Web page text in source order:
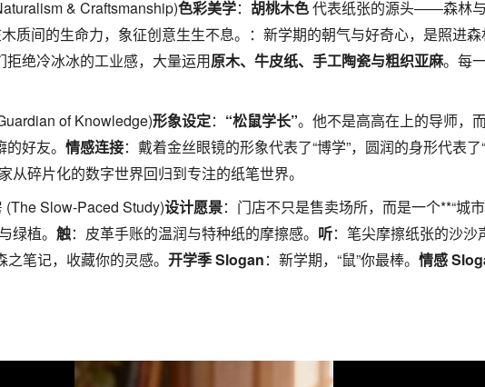
& Craftsmanship)色彩美学： 胡桃木色代表纸张的源头——森林
质间的生命力，象征创意生生不息。：新学期的朝气与好奇心，是照进森
拒绝冷冰冰的工业感，大量运用原木、牛皮纸、手工陶瓷与粗织亚麻。每
of Knowledge)形象设定： “松鼠学长”。他不是高高在上的导师，
好友。 情感连接：戴着金丝眼镜的形象代表了“博学”，圆润的身形代表
从碎片化的数字世界回归到专注的纸笔世界。
Slow-Paced Study)设计愿景：门店不只是售卖场所，而是一个**“城市
绿植。 触：皮革手账的温润与特种纸的摩擦感。 听：笔尖摩擦纸张的沙沙
之笔记，收藏你的灵感。 开学季 Slogan：新学期，“鼠”你最棒。 情感